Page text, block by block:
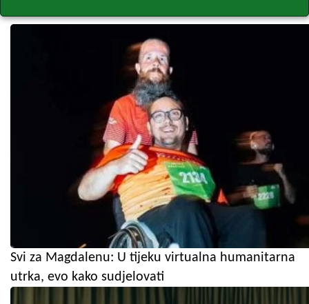
Svi za Magdalenu: U tijeku virtualna humanitarna
utrka, evo kako sudjelovati